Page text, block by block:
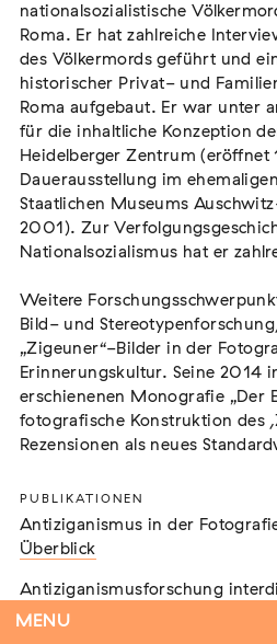
MENU
Dr. Karola Fings
Schatzmeisterin
Daniela Gress
Schriftführerin
Tobias von Borcke
Beisitzer
Magdalena Freckmann
Beisitzerin
Mitglieder
Hanan Abu El-Gyab
Prof. Dr. Wolfgang Aschauer
Dr. Peter Bell
Nico Bobka
Dr. Pavel Brunssen
nationalsozialistische
Roma. Er hat zahlreiche
des Völkermords geführt und
historischer Privat- und
Roma aufgebaut. Er war unter
für die inhaltliche Konzeption
Heidelberger Zentrum (eröffnet
Dauerausstellung im
Staatlichen Museums
2001). Zur
Nationalsozialismus hat er
Weitere
Bild- und
„Zigeuner“-Bilder in der
Erinnerungskultur. Seine 2014
erschienenen Monografie „Der
fotografische Konstruktion des
Rezensionen als neues
PUBLIKATIONEN
Antiziganismus in der
Überblick
Antiziganismusforschung
Schriftenreihe der
nationalsozialistische
Roma. Er hat zahlreiche
des Völkermords geführt und
historischer Privat- und
Roma aufgebaut. Er war unter
für die inhaltliche Konzeption
Heidelberger Zentrum (eröffnet
Dauerausstellung im
Staatlichen Museums
2001). Zur
Nationalsozialismus hat er
Weitere
Bild- und
„Zigeuner“-Bilder in der
Erinnerungskultur. Seine 2014
erschienenen Monografie „Der
fotografische Konstruktion des
Rezensionen als neues
PUBLIKATIONEN
Antiziganismus in der
Überblick
Antiziganismusforschung
Schriftenreihe der